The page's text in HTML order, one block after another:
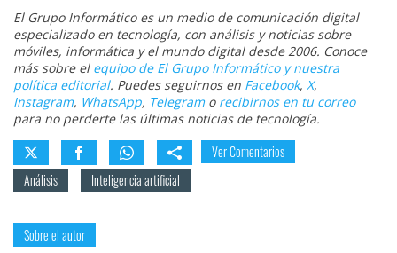
El Grupo Informático es un medio de comunicación digital
especializado en tecnología, con análisis y noticias sobre
móviles, informática y el mundo digital desde 2006. Conoce
más sobre el equipo de El Grupo Informático y nuestra
política editorial. Puedes seguirnos en Facebook, X,
Instagram, WhatsApp, Telegramo recibirnos en tu correo
para no perderte las últimas noticias de tecnología.
Ver Comentarios
Análisis
Inteligencia artificial
Sobre el autor